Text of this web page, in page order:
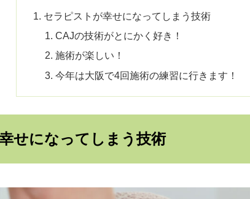
セラピストが幸せになってしまう技術
CAJの技術がとにかく好き！
施術が楽しい！
今年は大阪で4回施術の練習に行きます！
せになってしまう技術